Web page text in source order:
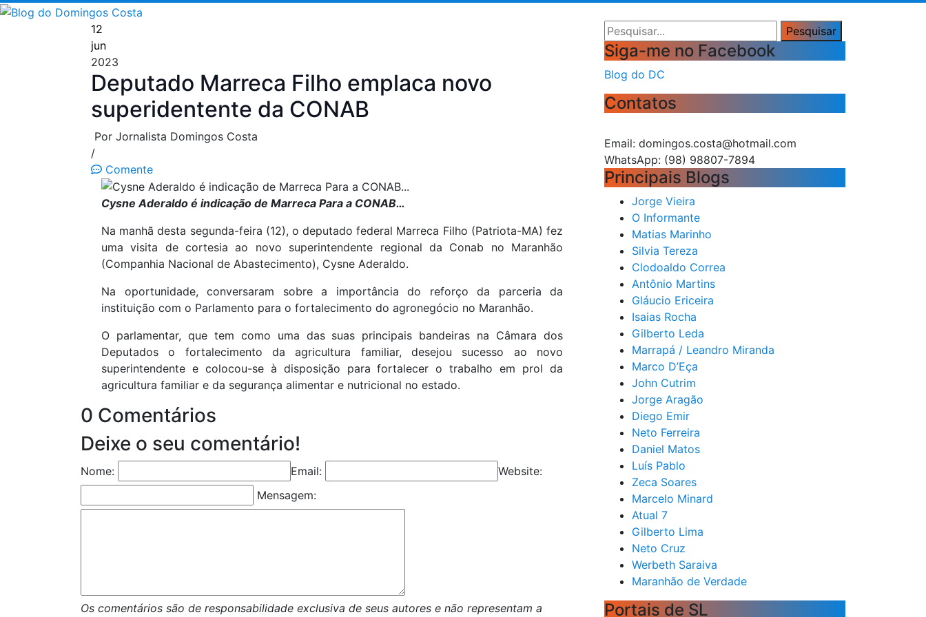
Pular
12
jun
2023
Deputado Marreca Filho emplaca novo
superidentente da CONAB
Por Jornalista Domingos Costa
/
Comente
Cysne Aderaldo é indicação de Marreca Para a CONAB…
Na manhã desta segunda-feira (12), o deputado federal Marreca Filho (Patriota-MA) fez
uma visita de cortesia ao novo superintendente regional da Conab no Maranhão
(Companhia Nacional de Abastecimento), Cysne Aderaldo.
Na oportunidade, conversaram sobre a importância do reforço da parceria da
instituição com o Parlamento para o fortalecimento do agronegócio no Maranhão.
O parlamentar, que tem como uma das suas principais bandeiras na Câmara dos
Deputados o fortalecimento da agricultura familiar, desejou sucesso ao novo
superintendente e colocou-se à disposição para fortalecer o trabalho em prol da
agricultura familiar e da segurança alimentar e nutricional no estado.
0 Comentários
Deixe o seu comentário!
Nome: Email:
Website:
Mensagem:
Os comentários são de responsabilidade exclusiva de seus autores e não representam a
Pesquisar Pesquisar
Siga-me no Facebook
Blog do DC
Contatos
Email: domingos.costa@hotmail.com
WhatsApp: (98) 98807-7894
Principais Blogs
Jorge Vieira
O Informante
Matias Marinho
Silvia Tereza
Clodoaldo Correa
Antônio Martins
Gláucio Ericeira
Isaias Rocha
Gilberto Leda
Marrapá / Leandro Miranda
Marco D’Eça
John Cutrim
Jorge Aragão
Diego Emir
Neto Ferreira
Daniel Matos
Luís Pablo
Zeca Soares
Marcelo Minard
Atual 7
Gilberto Lima
Neto Cruz
Werbeth Saraiva
Maranhão de Verdade
Portais de SL